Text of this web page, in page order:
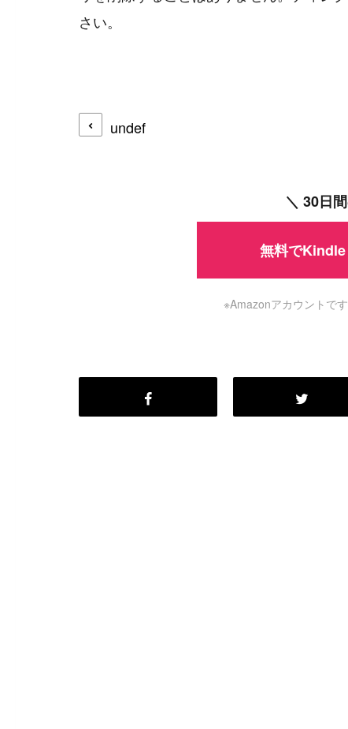
#Visual Studio Code
さい。
undef
＼ 30日
無料で
※Amazonアカウントで